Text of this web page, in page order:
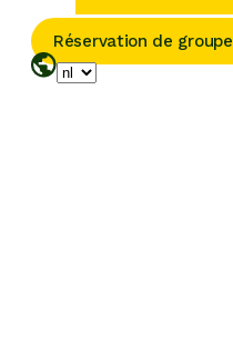
Réservation de groupe